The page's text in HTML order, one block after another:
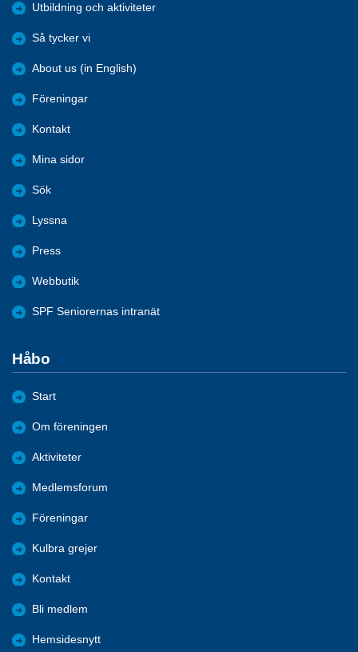
Utbildning och aktiviteter
Så tycker vi
About us (in English)
Föreningar
Kontakt
Mina sidor
Sök
Lyssna
Press
Webbutik
SPF Seniorernas intranät
Håbo
Start
Om föreningen
Aktiviteter
Medlemsforum
Föreningar
Kulbra grejer
Kontakt
Bli medlem
Hemsidesnytt